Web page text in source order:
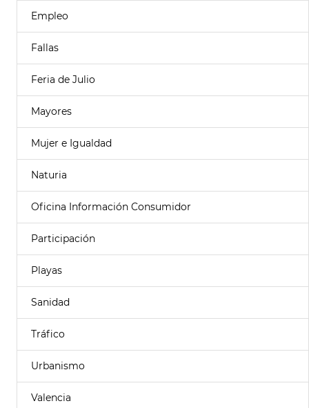
Empleo
Fallas
Feria de Julio
Mayores
Mujer e Igualdad
Naturia
Oficina Información Consumidor
Participación
Playas
Sanidad
Tráfico
Urbanismo
Valencia